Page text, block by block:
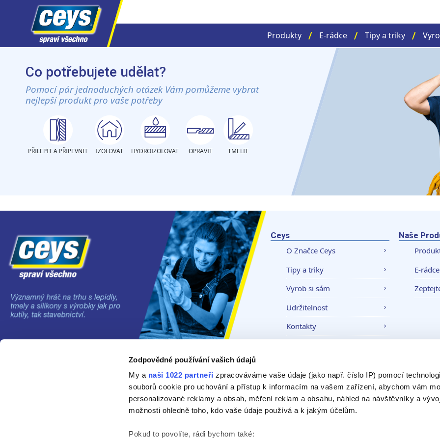
Zodpovědné používání vašich údajů
My a naši 1022 partneři zpracováváme vaše údaje (jako např. číslo IP) pomocí
souborů cookie pro uchování a přístup k informacím na vašem zařízení, abychom vám
personalizované reklamy a obsah, měření reklam a obsahu, náhled na návštěvníky a
možnosti ohledně toho, kdo vaše údaje používá a k jakým účelům.
Pokud to povolíte, rádi bychom také:
Produkty E-rádce Tipy a triky
Co potřebujete udělat?
Pomocí pár jednoduchých otázek Vám pomůžeme vybrat
nejlepší produkt pro vaše potřeby
PŘILEPIT A PŘIPEVNIT IZOLOVAT HYDROIZOLOVAT OPRAVIT TMELIT
Ceys
O Značce Ceys
Tipy a triky
Vyrob si sám
Udržitelnost
Kontakty
Naše
E-rádce